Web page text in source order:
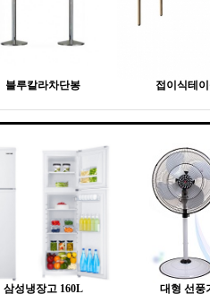
블루칼라차단봉 접이식테
삼성냉장고 160L 대형 선풍